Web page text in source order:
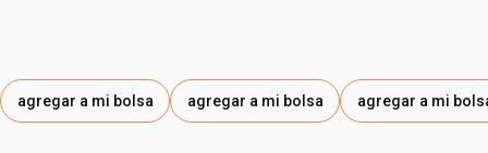
agregar a mi bolsa agregar a mi bolsa agregar a mi